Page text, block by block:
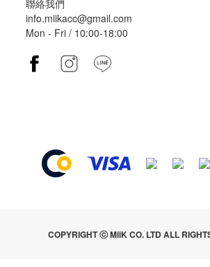
聯絡我們
info.miikacc@gmail.com
Mon - Fri / 10:00-18:00
COPYRIGHT ⓒ MiiK CO. LTD ALL